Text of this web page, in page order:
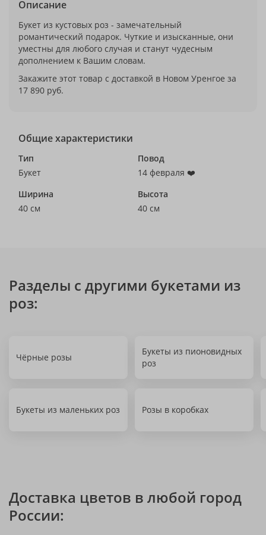
Описание
Букет из кустовых роз - замечательный
романтический подарок. Чуткие и изысканные, они
уместны для любого случая и станут чудесным
дополнением к Вашим словам.
Закажите этот товар с доставкой в Новом Уренгое за
17 890 руб.
Общие характеристики
Тип
Букет
Повод
14 февраля ❤️
Ширина
40 см
Высота
40 см
Разделы с другими букетами из
роз:
Чёрные розы
Букеты из пионовидных
роз
Букеты из маленьких роз Розы в коробках
Доставка цветов в любой город
России: